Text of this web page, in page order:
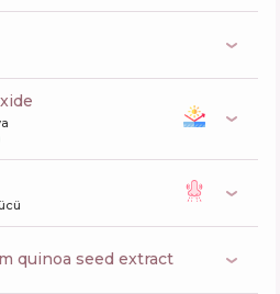
quinoa seed extract